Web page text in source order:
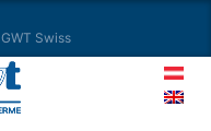
GWT Swiss